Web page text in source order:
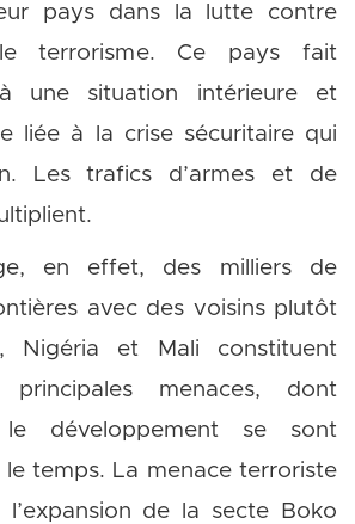
pays dans la lutte contre
le terrorisme. Ce pays fait
une situation intérieure et
liée à la crise sécuritaire qui
Les trafics d’armes et de
en effet, des milliers de
avec des voisins plutôt
Nigéria et Mali constituent
principales menaces, dont
le développement se sont
le temps. La menace terroriste
de la secte Boko